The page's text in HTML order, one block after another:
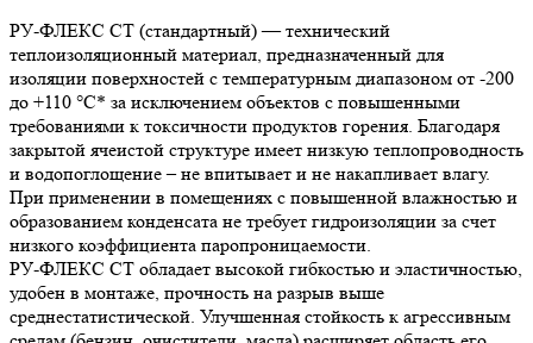
РУ-ФЛЕКС СТ (стандартный) — технический
теплоизоляционный материал, предназначенный для
изоляции поверхностей с температурным диапазоном от -200
до +110 °С* за исключением объектов с повышенными
требованиями к токсичности продуктов горения. Благодаря
закрытой ячеистой структуре имеет низкую теплопроводность
и водопоглощение – не впитывает и не накапливает влагу.
При применении в помещениях с повышенной влажностью и
образованием конденсата не требует гидроизоляции за счет
низкого коэффициента паропроницаемости.
РУ-ФЛЕКС СТ обладает высокой гибкостью и эластичностью,
удобен в монтаже, прочность на разрыв выше
среднестатистической. Улучшенная стойкость к агрессивным